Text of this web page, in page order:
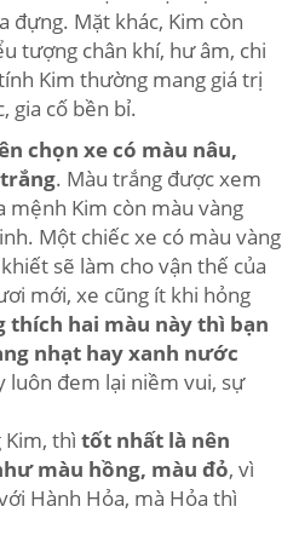
đựng. Mặt khác, Kim còn
tượng chân khí, hư âm, chi
Kim thường mang giá trị
gia cố bền bỉ.
chọn xe có màu nâu,
. Màu trắng được xem
mệnh Kim còn màu vàng
Một chiếc xe có màu vàng
sẽ làm cho vận thế của
mới, xe cũng ít khi hỏng
thích hai màu này thì bạn
nhạt hay xanh nước
luôn đem lại niềm vui, sự
thì tốt nhất là nên
màu hồng, màu đỏ, vì
Hành Hỏa, mà Hỏa thì